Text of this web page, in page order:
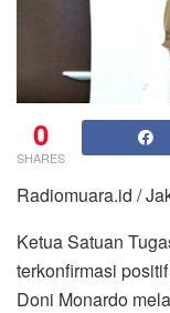
0
SHARES
Radiomuara.id /
Ketua Satuan
terkonfirmasi
Doni Monardo